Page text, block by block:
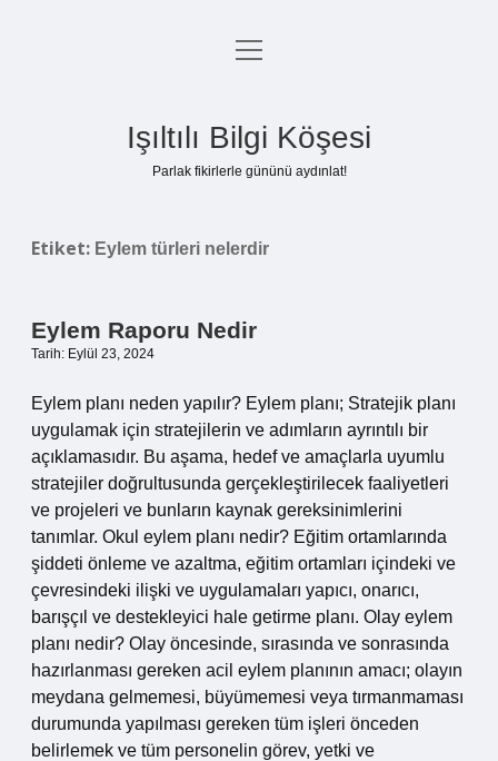
Anasayfa
Yasal Uyarı
menüyü
Işıltılı Bilgi Köşesi
Parlak fikirlerle gününü aydınlat!
Etiket: Eylem türleri nelerdir
Eylem Raporu Nedir
Tarih: Eylül 23, 2024
Eylem planı neden yapılır? Eylem planı; Stratejik planı
uygulamak için stratejilerin ve adımların ayrıntılı bir
açıklamasıdır. Bu aşama, hedef ve amaçlarla uyumlu
stratejiler doğrultusunda gerçekleştirilecek faaliyetleri
ve projeleri ve bunların kaynak gereksinimlerini
tanımlar. Okul eylem planı nedir? Eğitim ortamlarında
şiddeti önleme ve azaltma, eğitim ortamları içindeki ve
çevresindeki ilişki ve uygulamaları yapıcı, onarıcı,
barışçıl ve destekleyici hale getirme planı. Olay eylem
planı nedir? Olay öncesinde, sırasında ve sonrasında
hazırlanması gereken acil eylem planının amacı; olayın
meydana gelmemesi, büyümemesi veya tırmanmaması
durumunda yapılması gereken tüm işleri önceden
belirlemek ve tüm personelin görev, yetki ve